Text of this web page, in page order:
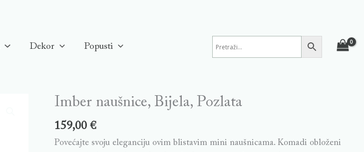
Dekor Popusti
Imber naušnice, Bijela, Pozlata
159,00€
Povećajte svoju eleganciju ovim blistavim mini naušnicama. Komadi obloženi
Imber
Bijela,
Pozlata